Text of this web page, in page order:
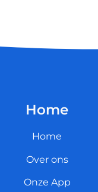
Home
Home
Over ons
Onze App